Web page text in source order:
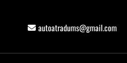
autoatradums@gmail.com